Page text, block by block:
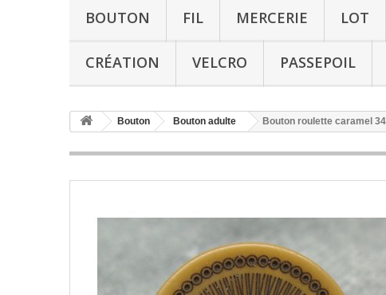
BOUTON FIL MERCERIE LOT
CRÉATION VELCRO PASSEPOIL
Bouton Bouton adulte Bouton roulette caramel